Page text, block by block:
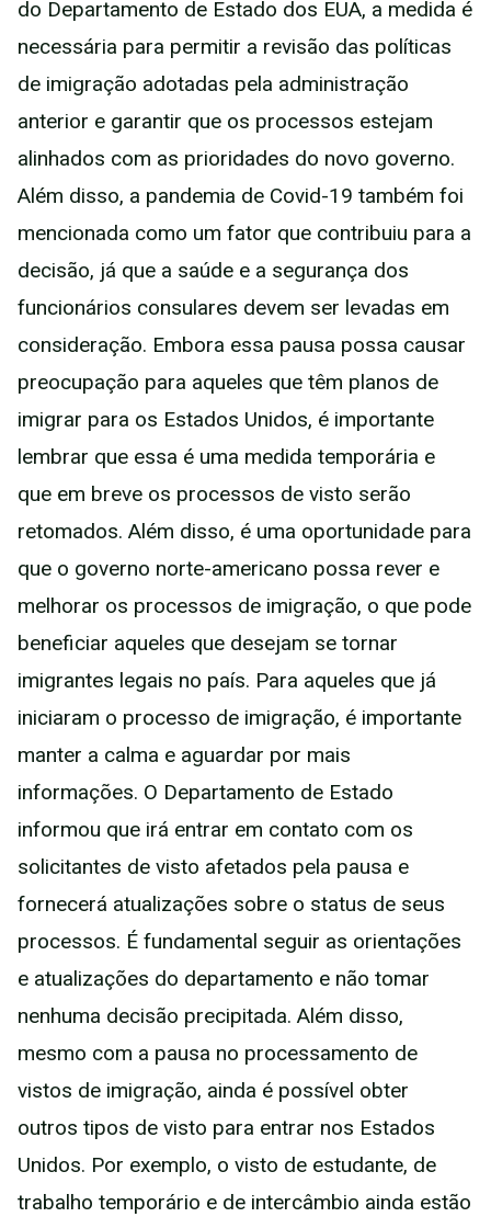
do Departamento de Estado dos EUA, a medida é
necessária para permitir a revisão das políticas
de imigração adotadas pela administração
anterior e garantir que os processos estejam
alinhados com as prioridades do novo governo.
Além disso, a pandemia de Covid-19 também foi
mencionada como um fator que contribuiu para a
decisão, já que a saúde e a segurança dos
funcionários consulares devem ser levadas em
consideração. Embora essa pausa possa causar
preocupação para aqueles que têm planos de
imigrar para os Estados Unidos, é importante
lembrar que essa é uma medida temporária e
que em breve os processos de visto serão
retomados. Além disso, é uma oportunidade para
que o governo norte-americano possa rever e
melhorar os processos de imigração, o que pode
beneficiar aqueles que desejam se tornar
imigrantes legais no país. Para aqueles que já
iniciaram o processo de imigração, é importante
manter a calma e aguardar por mais
informações. O Departamento de Estado
informou que irá entrar em contato com os
solicitantes de visto afetados pela pausa e
fornecerá atualizações sobre o status de seus
processos. É fundamental seguir as orientações
e atualizações do departamento e não tomar
nenhuma decisão precipitada. Além disso,
mesmo com a pausa no processamento de
vistos de imigração, ainda é possível obter
outros tipos de visto para entrar nos Estados
Unidos. Por exemplo, o visto de estudante, de
trabalho temporário e de intercâmbio ainda estão